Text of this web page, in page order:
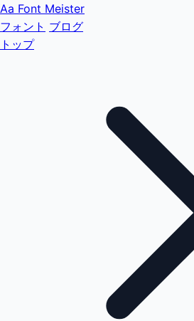
Aa Font Meister
フォント ブログ
トップ